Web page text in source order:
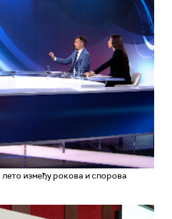
између рокова и спорова